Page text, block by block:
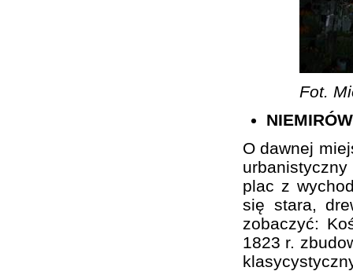
Fot.
NIEMIRÓW
O dawnej
plac z
się stara,
zobaczyć:
1823 r.